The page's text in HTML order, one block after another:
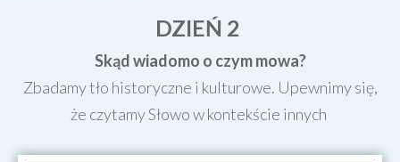
DZIEŃ 2
Skąd wiadomo o czym mowa?
Zbadamy tło historyczne i kulturowe. Upewnimy się,
że czytamy Słowo w kontekście innych